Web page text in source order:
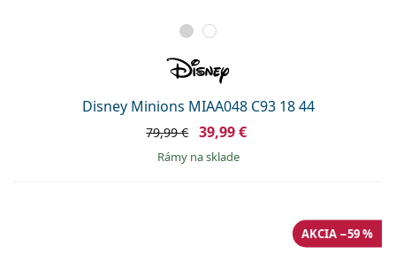
Disney Minions MIAA048 C93 18 44
79,99 € 39,99 €
rámy na sklade
AKCIA −59 %